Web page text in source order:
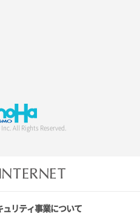
All Rights Reserved.
リティ事業について